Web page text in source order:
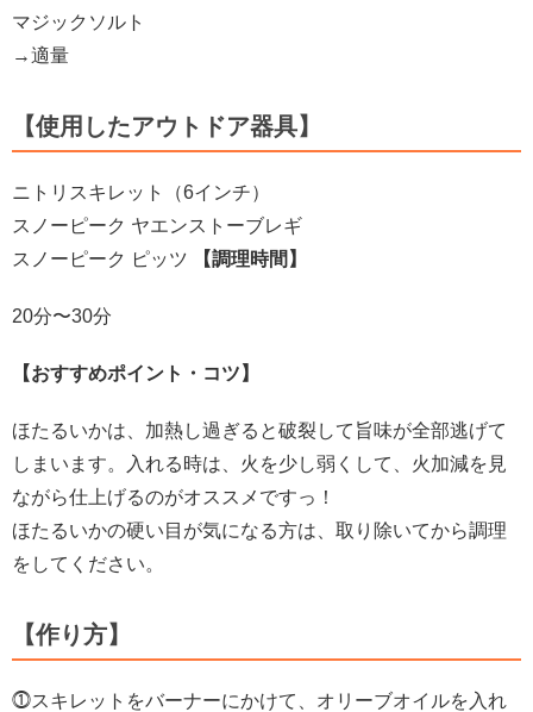
マジックソルト
→適量
【使用したアウトドア器具】
ニトリスキレット（6インチ）
スノーピーク ヤエンストーブレギ
スノーピーク ピッツ
【調理時間】
20分〜30分
【おすすめポイント・コツ】
ほたるいかは、加熱し過ぎると破裂して旨味が全部逃げて
しまいます。入れる時は、火を少し弱くして、火加減を見
ながら仕上げるのがオススメですっ！
ほたるいかの硬い目が気になる方は、取り除いてから調理
をしてください。
【作り方】
⓵スキレットをバーナーにかけて、オリーブオイルを入れ